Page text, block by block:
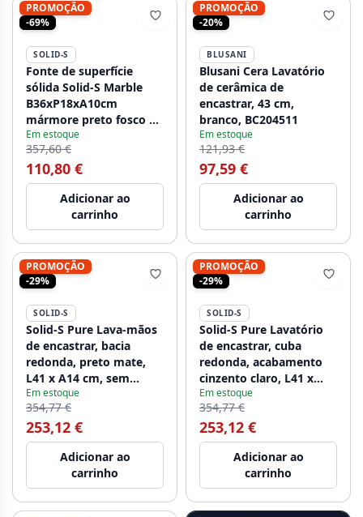
PROMOÇÃO
-69%
SOLID-S
Fonte de superfície
sólida Solid-S Marble
B36xP18xA10cm
mármore preto fosco à
direita sem furo para
torneira 1208954639
Em estoque
357,60 €
110,80 €
Adicionar ao
carrinho
PROMOÇÃO
-20%
BLUSANI
Blusani Cera Lavatório
de cerâmica de
encastrar, 43 cm,
branco, BC204511
Em estoque
121,93 €
97,59 €
Adicionar ao
carrinho
PROMOÇÃO
-29%
SOLID-S
Solid-S Pure Lava-mãos
de encastrar, bacia
redonda, preto mate,
L41 x A14 cm, sem
rebordo, com tampão
em solid surface
1208775662
Em estoque
354,77 €
253,12 €
Adicionar ao
carrinho
PROMOÇÃO
-29%
SOLID-S
Solid-S Pure Lavatório
de encastrar, cuba
redonda, acabamento
cinzento claro, L41 x
A14 cm, sem rebordo,
1208919566
Em estoque
354,77 €
253,12 €
Adicionar ao
carrinho